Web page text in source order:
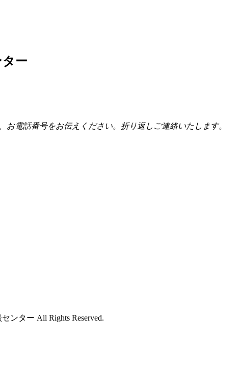
ー
電話番号をお伝えください。折り返しご連絡いたします。
ンター All Rights Reserved.